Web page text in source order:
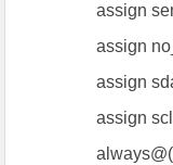
assign
assign
assign
assign